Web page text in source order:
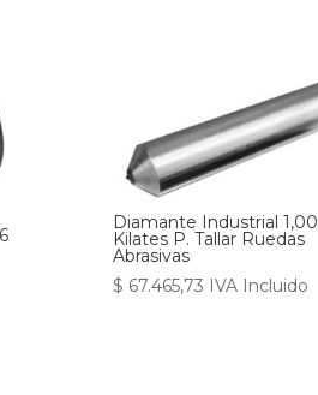
Diamante Industrial 1,00
Kilates P. Tallar Ruedas
Abrasivas
$ 67.465,73 IVA Incluido